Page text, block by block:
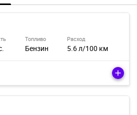
Топливо
Бензин
Расход
5.6 л/100 км